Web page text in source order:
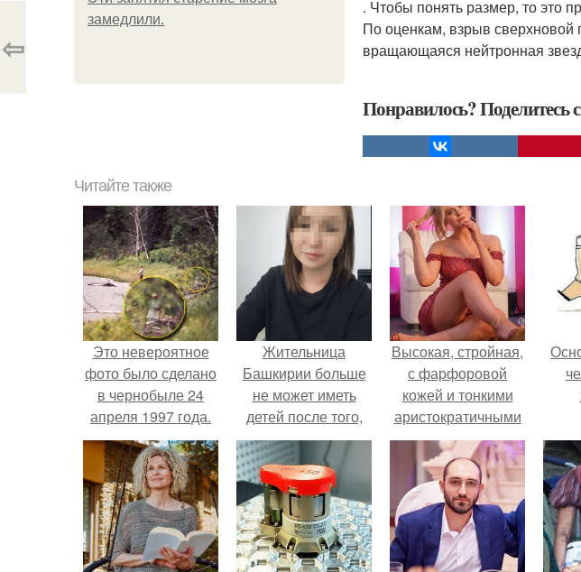
замедлили.
. Чтобы понять размер, то это
По оценкам, взрыв сверхновой
вращающаяся нейтронная
Понравилось? Поделитесь
⇦
Читайте также
Это невероятное
фото было сделано
в чернобыле 24
апреля 1997 года.
Жительница
Башкирии больше
не может иметь
детей после того,
как медики сделали
ей аборт на шестом
месяце
беременности и
оставили в матке
плаценту.
Высокая, стройная,
с фарфоровой
кожей и тонкими
аристократичными
чертами, эль
выглядит так, будто
сошла с полотна
художника.